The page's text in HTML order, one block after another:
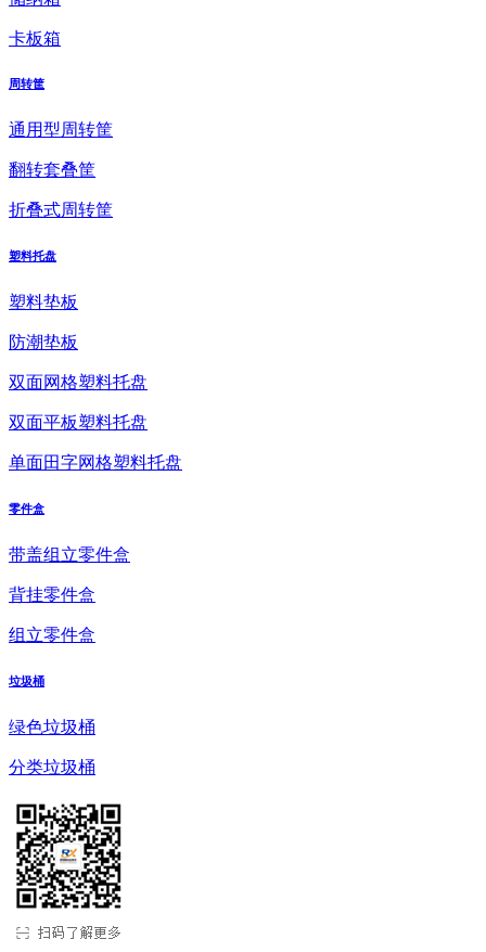
卡板箱
周转筐
通用型周转筐
翻转套叠筐
折叠式周转筐
塑料托盘
塑料垫板
防潮垫板
双面网格塑料托盘
双面平板塑料托盘
单面田字网格塑料托盘
零件盒
带盖组立零件盒
背挂零件盒
组立零件盒
垃圾桶
绿色垃圾桶
分类垃圾桶